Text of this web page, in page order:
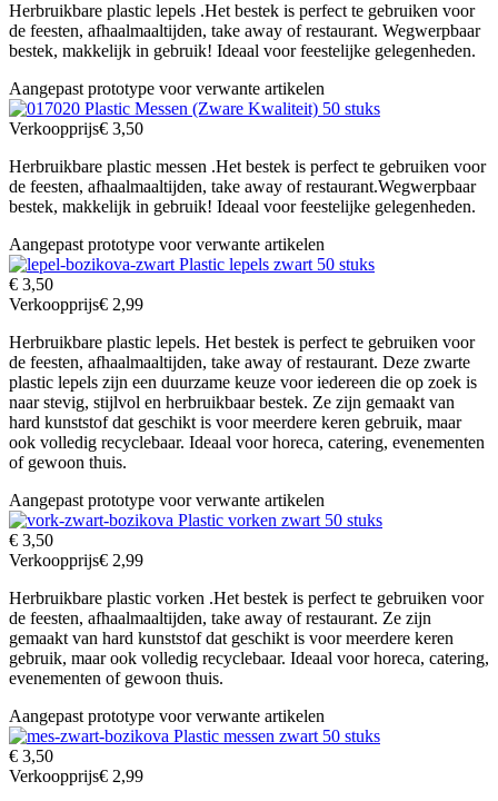
Herbruikbare plastic lepels .Het bestek is perfect te gebruiken voor
de feesten, afhaalmaaltijden, take away of restaurant. Wegwerpbaar
bestek, makkelijk in gebruik! Ideaal voor feestelijke gelegenheden.
Aangepast prototype voor verwante artikelen
Plastic Messen (Zware Kwaliteit) 50 stuks
Verkoopprijs€ 3,50
Herbruikbare plastic messen .Het bestek is perfect te gebruiken voor
de feesten, afhaalmaaltijden, take away of restaurant.Wegwerpbaar
bestek, makkelijk in gebruik! Ideaal voor feestelijke gelegenheden.
Aangepast prototype voor verwante artikelen
Plastic lepels zwart 50 stuks
€ 3,50
Verkoopprijs€ 2,99
Herbruikbare plastic lepels. Het bestek is perfect te gebruiken voor
de feesten, afhaalmaaltijden, take away of restaurant. Deze zwarte
plastic lepels zijn een duurzame keuze voor iedereen die op zoek is
naar stevig, stijlvol en herbruikbaar bestek. Ze zijn gemaakt van
hard kunststof dat geschikt is voor meerdere keren gebruik, maar
ook volledig recyclebaar. Ideaal voor horeca, catering, evenementen
of gewoon thuis.
Aangepast prototype voor verwante artikelen
Plastic vorken zwart 50 stuks
€ 3,50
Verkoopprijs€ 2,99
Herbruikbare plastic vorken .Het bestek is perfect te gebruiken voor
de feesten, afhaalmaaltijden, take away of restaurant. Ze zijn
gemaakt van hard kunststof dat geschikt is voor meerdere keren
gebruik, maar ook volledig recyclebaar. Ideaal voor horeca, catering,
evenementen of gewoon thuis.
Aangepast prototype voor verwante artikelen
Plastic messen zwart 50 stuks
€ 3,50
Verkoopprijs€ 2,99